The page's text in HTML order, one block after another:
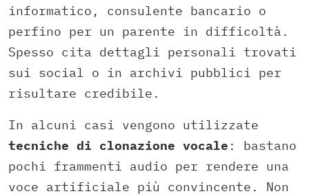
informatico, consulente bancario o
perfino per un parente in difficoltà.
Spesso cita dettagli personali trovati
sui social o in archivi pubblici per
risultare credibile.
In alcuni casi vengono utilizzate
tecniche di clonazione vocale : bastano
pochi frammenti audio per rendere una
voce artificiale più convincente. Non